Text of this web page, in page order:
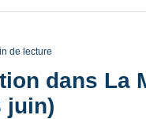
dans La
juin)
de lecture